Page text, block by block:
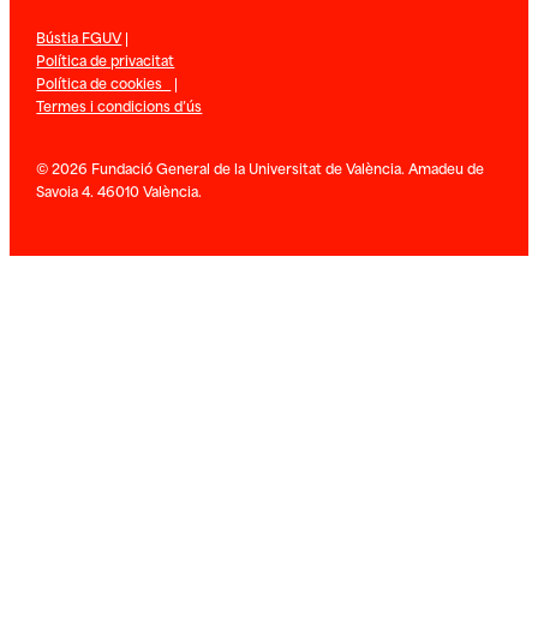
Bústia FGUV|
Política de privacitat
Política de cookies |
Termes i condicions d’ús
© 2026 Fundació General de la Universitat de València. Amadeu de
Savoia 4. 46010 València.